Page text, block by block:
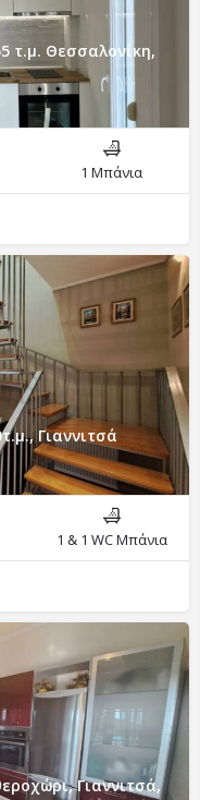
τ.μ. Θεσσαλονίκη,
1 Μπάνια
Γιαννιτσά
1 & 1 WC Μπάνια
Γιαννιτσά,